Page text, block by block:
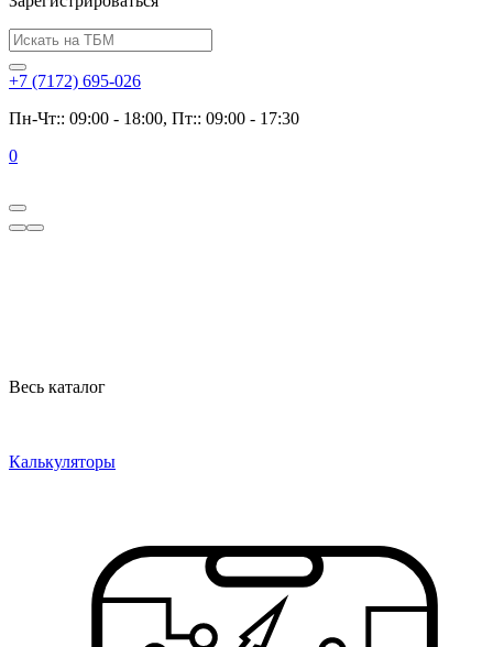
+7 (7172) 695-026
Пн-Чт:: 09:00 - 18:00, Пт:: 09:00 - 17:30
0
Весь каталог
Калькуляторы